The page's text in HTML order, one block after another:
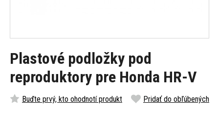
Plastové podložky pod
reproduktory pre Honda HR-V
Buďte prvý, kto ohodnotí produkt Pridať do obľúbených